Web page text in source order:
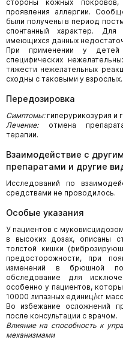
стороны кожных
проявления аллергии.
были получены в период
спонтанный характер.
имеющихся данных
При применении у
специфических
тяжести нежелательных
сходны с таковыми у взрослых.
Передозировка
Симптомы:гиперурикозурия и
Лечение:отмена
терапии.
Взаимодействие с
препаратами и другие
Исследований по
средствами не проводилось.
Особые указания
У пациентов с
в высоких дозах, описаны
толстой кишки
предосторожности, при
изменений в брюшной
обследование для
особенно у пациентов,
10000 липазных единиц/кг
Во избежание осложнений
после консультации с врачом.
Влияние на способность к
механизмами